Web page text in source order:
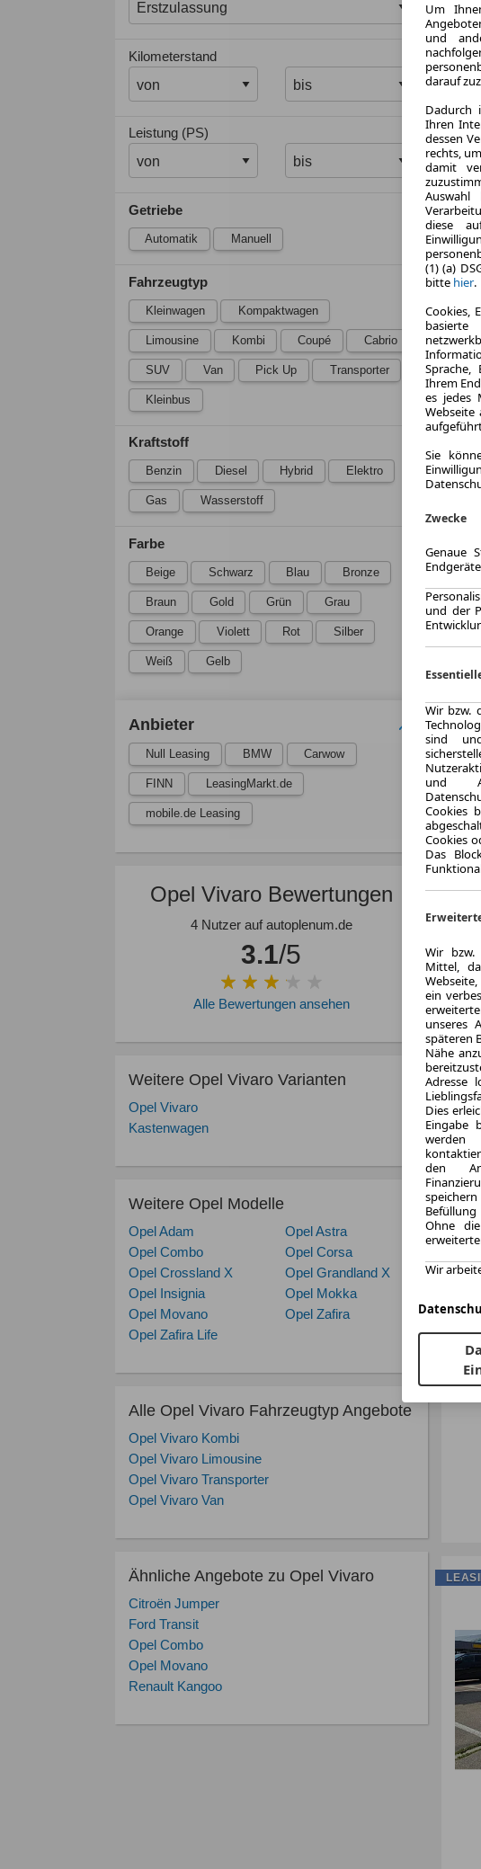
Kilometerstand
Leistung (PS)
Getriebe
Automatik Manuell
Fahrzeugtyp
Kleinwagen Kompaktwagen
Limousine Kombi Coupé Cabrio
SUV Van Pick Up Transporter
Kleinbus
Kraftstoff
Benzin Diesel Hybrid Elektro
Gas Wasserstoff
Farbe
Beige Schwarz Blau Bronze
Braun Gold Grün Grau
Orange Violett Rot Silber
Weiß Gelb
Anbieter
Null Leasing BMW Carwow
FINN LeasingMarkt.de
mobile.de Leasing
Opel Vivaro Bewertungen
4 Nutzer auf autoplenum.de
3.1/5
Alle Bewertungen ansehen
Weitere Opel Vivaro Varianten
Opel Vivaro
Kastenwagen
Weitere Opel Modelle
Opel Adam
Opel Astra
Opel Combo
Opel Corsa
Opel Crossland X
Opel Grandland X
Opel Insignia
Opel Mokka
Opel Movano
Opel Zafira
Opel Zafira Life
Alle Opel Vivaro Fahrzeugtyp Angebote
Opel Vivaro Kombi
Opel Vivaro Limousine
Opel Vivaro Transporter
Opel Vivaro Van
Ähnliche Angebote zu Opel Vivaro
Citroën Jumper
Ford Transit
Opel Combo
Opel Movano
Renault Kangoo
Um
und
darauf
Dadurch
Ihren
dessen
rechts,
damit
diese
(1) (a)
bitte hier.
Cookies,
Sprache,
Ihrem
es jedes
Sie
Zwecke
Genaue
und der
Wir bzw.
sind
und
Cookies
Cookies
Das
Wir bzw.
Mittel,
ein
unseres
späteren
Nähe
Adresse
Dies
Eingabe
werden
den
Ohne
Wir